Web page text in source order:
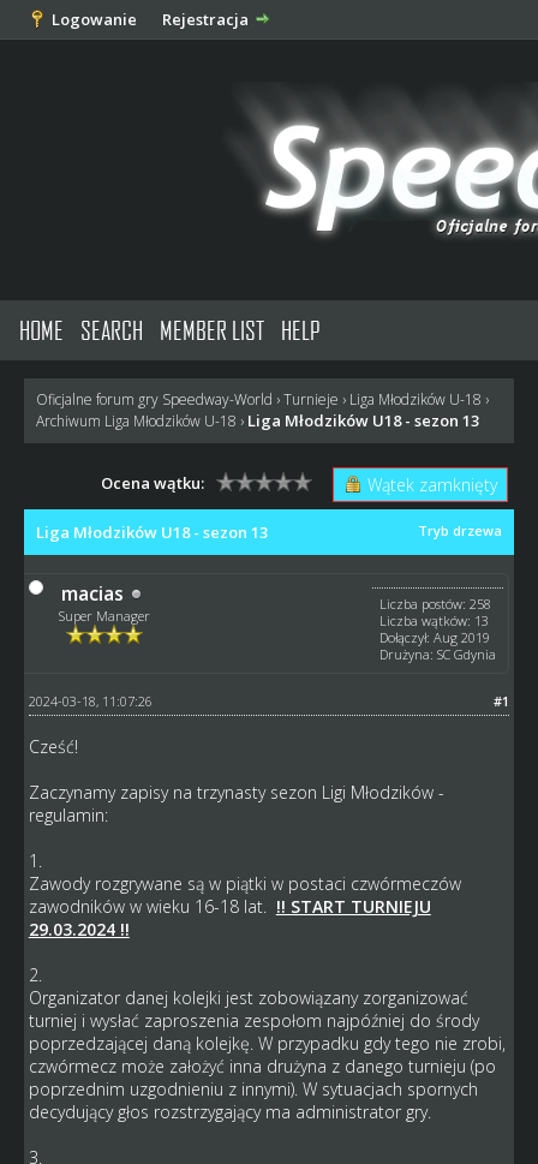
Logowanie Rejestracja
HOME SEARCH MEMBER LIST HELP
Oficjalne forum gry Speedway-World ›Turnieje › Liga Młodzików U-18 ›
Archiwum Liga Młodzików U-18 › Liga Młodzików U18 - sezon 13
Wątek zamknięty
Ocena wątku:
Tryb drzewa
Liga Młodzików U18 - sezon 13
macias
Super Manager
Liczba postów: 258
Liczba wątków: 13
Dołączył: Aug 2019
Drużyna: SC Gdynia
#1
2024-03-18, 11:07:26
Cześć!
Zaczynamy zapisy na trzynasty sezon Ligi Młodzików -
regulamin:
1.
Zawody rozgrywane są w piątki w postaci czwórmeczów
zawodników w wieku 16-18 lat. !! START TURNIEJU
29.03.2024 !!
2.
Organizator danej kolejki jest zobowiązany zorganizować
turniej i wysłać zaproszenia zespołom najpóźniej do środy
poprzedzającej daną kolejkę. W przypadku gdy tego nie zrobi,
czwórmecz może założyć inna drużyna z danego turnieju (po
poprzednim uzgodnieniu z innymi). W sytuacjach spornych
decydujący głos rozstrzygający ma administrator gry.
3.